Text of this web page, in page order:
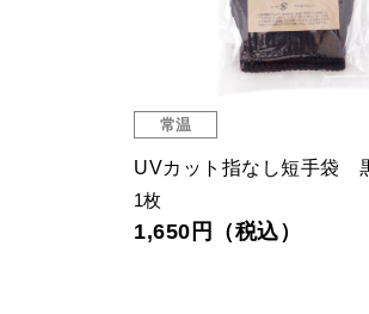
常温
UVカット指なし短手袋
1枚
1,650円（税込）